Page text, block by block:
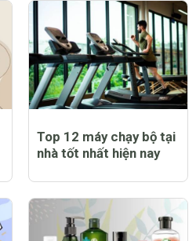
Top 12 máy chạy bộ tại
nhà tốt nhất hiện nay